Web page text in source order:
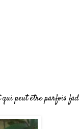
qui peut être parfois